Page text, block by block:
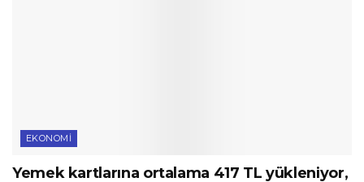
EKONOMI
Yemek kartlarına ortalama 417 TL yükleniyor,